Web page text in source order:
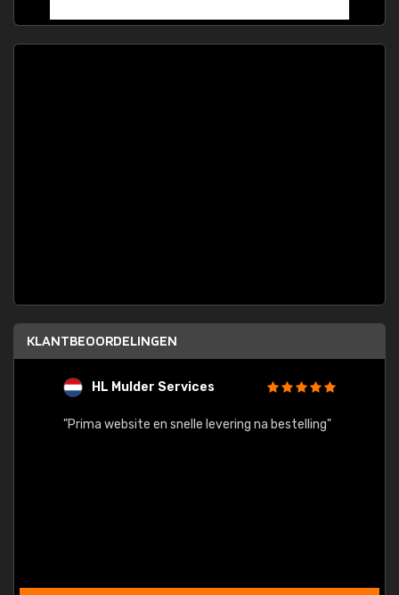
KLANTBEOORDELINGEN
HL Mulder Services
"Prima website en snelle levering na bestelling"